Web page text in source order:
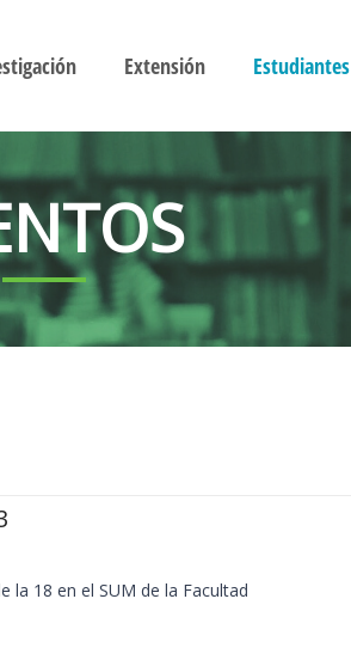
Extensión Estudiantes
la 18 en el SUM de la Facultad